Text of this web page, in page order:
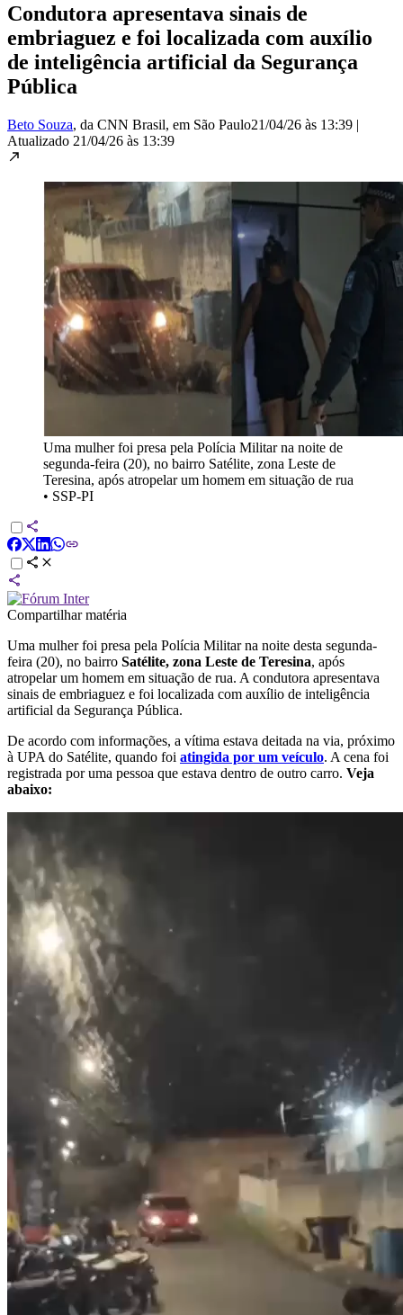
Condutora apresentava sinais de
embriaguez e foi localizada com auxílio
de inteligência artificial da Segurança
Pública
Beto Souza, da CNN Brasil, em São Paulo21/04/26 às 13:39 |
Atualizado 21/04/26 às 13:39
Uma mulher foi presa pela Polícia Militar na noite de
segunda-feira (20), no bairro Satélite, zona Leste de
Teresina, após atropelar um homem em situação de rua
• SSP-PI
Compartilhar matéria
Uma mulher foi presa pela Polícia Militar na noite desta segunda-
feira (20), no bairro Satélite, zona Leste de Teresina, após
atropelar um homem em situação de rua. A condutora apresentava
sinais de embriaguez e foi localizada com auxílio de inteligência
artificial da Segurança Pública.
De acordo com informações, a vítima estava deitada na via, próximo
à UPA do Satélite, quando foi atingida por um veículo. A cena foi
registrada por uma pessoa que estava dentro de outro carro. Veja
abaixo: